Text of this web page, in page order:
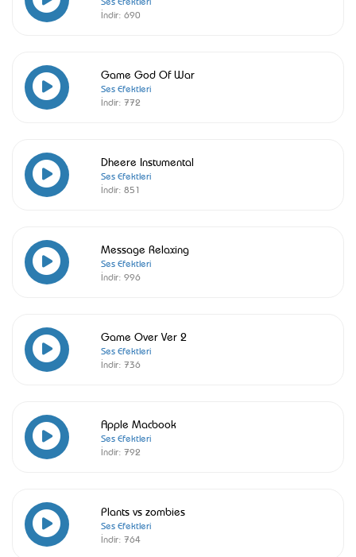
İndir: 690
Game God Of War
Ses Efektleri
İndir: 772
Dheere Instumental
Ses Efektleri
İndir: 851
Message Relaxing
Ses Efektleri
İndir: 996
Game Over Ver 2
Ses Efektleri
İndir: 736
Apple Macbook
Ses Efektleri
İndir: 792
Plants vs zombies
Ses Efektleri
İndir: 764